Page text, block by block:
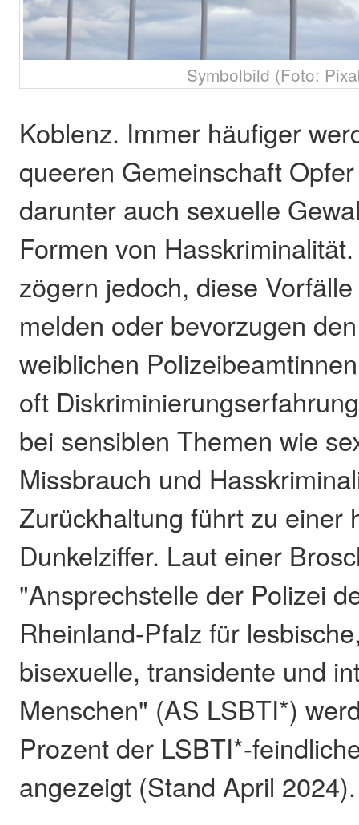
Symbolbild (Foto:
Koblenz. Immer häufiger
queeren Gemeinschaft
darunter auch sexuelle
Formen von
zögern jedoch, diese
melden oder bevorzugen
weiblichen
oft
bei sensiblen Themen wie
Missbrauch und
Zurückhaltung führt zu einer
Dunkelziffer. Laut einer
"Ansprechstelle der Polizei
Rheinland-Pfalz für
bisexuelle, transidente und
Menschen" (AS LSBTI*)
Prozent der LSBTI*-
angezeigt (Stand April 2024).